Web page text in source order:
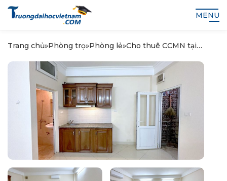
MENU
Trang chủ»Phòng trọ»Phòng lẻ»Cho thuê CCMN tại
Giấy